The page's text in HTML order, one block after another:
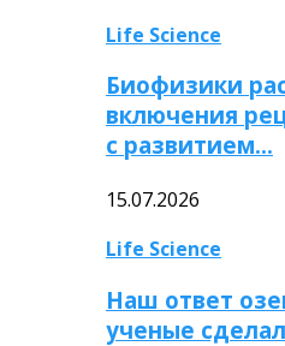
Life Science
Биофизики
включения
с развитием…
15.07.2026
Life Science
Наш ответ
ученые